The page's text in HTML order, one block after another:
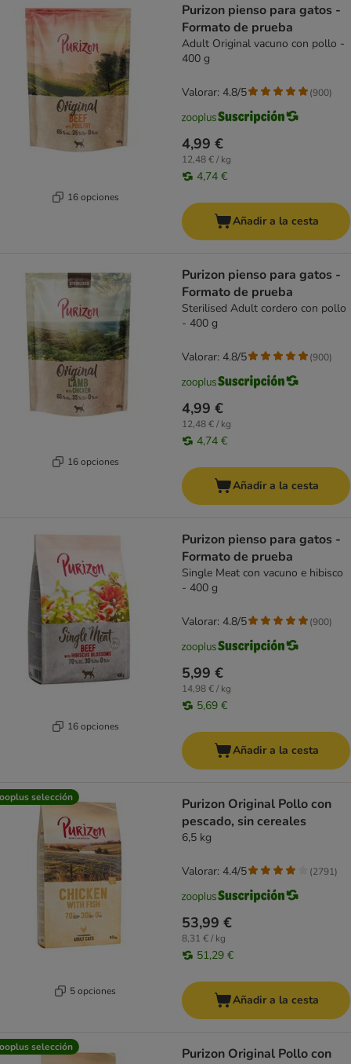
16 opciones
Purizon pienso para gatos -
Formato de prueba
Adult Original vacuno con pollo -
400 g
4,99 €
12,48 € / kg
4,74 €
Valorar: 4.8/5 (900)
Añadir a la cesta
16 opciones
Purizon pienso para gatos -
Formato de prueba
Sterilised Adult cordero con pollo
- 400 g
4,99 €
12,48 € / kg
4,74 €
Valorar: 4.8/5 (900)
Añadir a la cesta
16 opciones
Purizon pienso para gatos -
Formato de prueba
Single Meat con vacuno e hibisco
- 400 g
5,99 €
14,98 € / kg
5,69 €
Valorar: 4.8/5 (900)
Añadir a la cesta
selección
5 opciones
Purizon Original Pollo con
pescado, sin cereales
6,5 kg
53,99 €
8,31 € / kg
51,29 €
Valorar: 4.4/5 (2791)
Añadir a la cesta
selección
Purizon Original Pollo con